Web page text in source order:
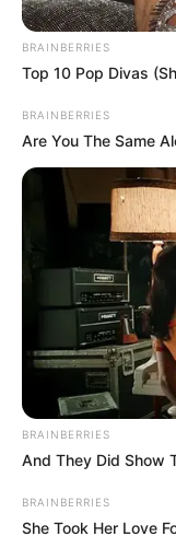
BRAINBERRIES
Top 10 Pop Divas
BRAINBERRIES
Are You The Same
BRAINBERRIES
And They Did Show
BRAINBERRIES
She Took Her Love